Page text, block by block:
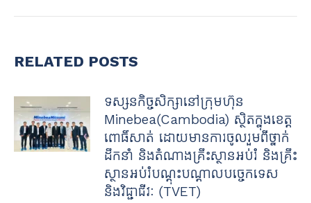
RELATED POSTS
ទស្សនកិច្ចសិក្សានៅក្រុមហ៊ុន
Minebea(Cambodia) ស្ថិតក្នុងខេត្ត
ពោធិ៍សាត់ ដោយមានការចូលរួមពីថ្នាក់
ដឹកនាំ និងតំណាងគ្រឹះស្ថានអប់រំ និងគ្រឹះ
ស្ថានអប់រំបណ្តុះបណ្តាលបច្ចេកទេស
និងវិជ្ជាជីវៈ (TVET)